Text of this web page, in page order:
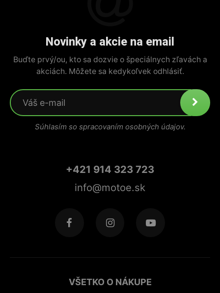
Novinky a akcie na email
Buďte prvý/ou, kto sa dozvie o špeciálnych zľavách a
akciách. Môžete sa kedykoľvek odhlásiť.
Súhlasím so spracovaním osobných údajov.
+421 914 323 723
info@motoe.sk
VŠETKO O NÁKUPE